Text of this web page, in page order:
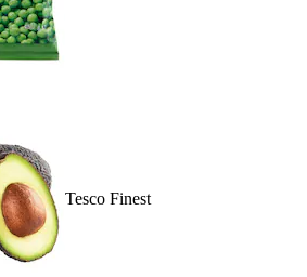
Tesco Finest